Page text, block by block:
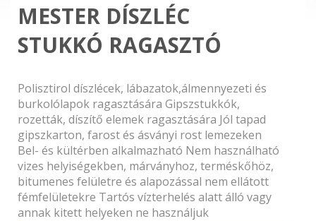
MESTER DÍSZLÉC
STUKKÓ RAGASZTÓ
Polisztirol díszlécek, lábazatok,álmennyezeti és
burkolólapok ragasztására Gipszstukkók,
rozetták, díszítő elemek ragasztására Jól tapad
gipszkarton, farost és ásványi rost lemezeken
Bel- és kültérben alkalmazható Nem használható
vizes helyiségekben, márványhoz, terméskőhöz,
bitumenes felületre és alapozással nem ellátott
fémfelületekre Tartós vízterhelés alatt álló vagy
annak kitett helyeken ne használjuk